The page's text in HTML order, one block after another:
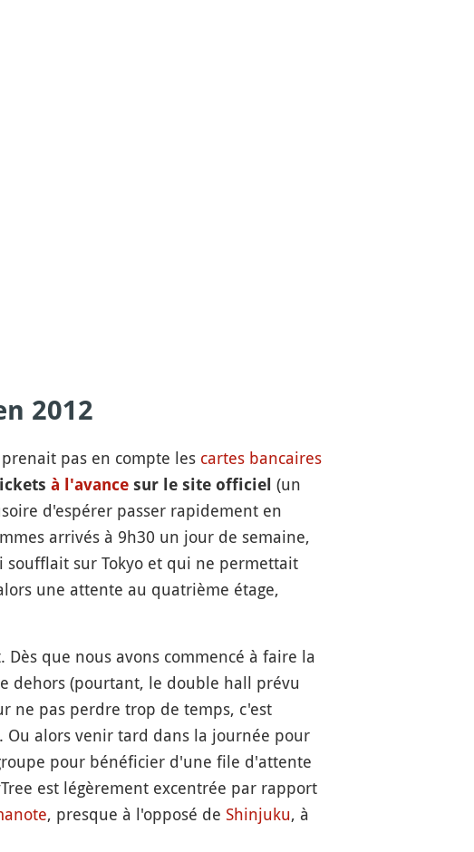
2012
pas en compte les cartes bancaires
à l'avancesur le site officiel (un
d'espérer passer rapidement en
arrivés à 9h30 un jour de semaine,
sur Tokyo et qui ne permettait
une attente au quatrième étage,
que nous avons commencé à faire la
dehors (pourtant, le double hall prévu
ne pas perdre trop de temps, c'est
alors venir tard dans la journée pour
pour bénéficier d'une file d'attente
est légèrement excentrée par rapport
, presque à l'opposé de Shinjuku, à